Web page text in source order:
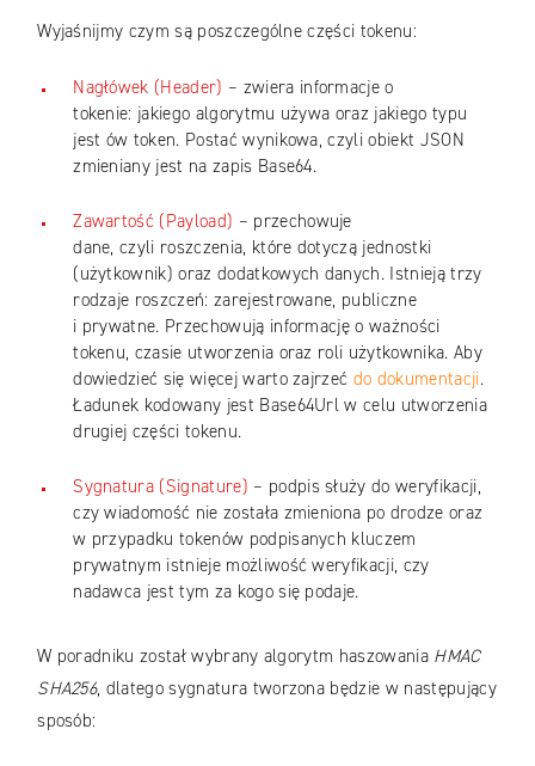
Wyjaśnijmy czym są poszczególne części tokenu:
Nagłówek (Header) – zwiera informacje o
tokenie: jakiego algorytmu używa oraz jakiego typu
jest ów token. Postać wynikowa, czyli obiekt JSON
zmieniany jest na zapis Base64.
Zawartość (Payload) – przechowuje
dane, czyli roszczenia, które dotyczą jednostki
(użytkownik) oraz dodatkowych danych. Istnieją trzy
rodzaje roszczeń: zarejestrowane, publiczne
i prywatne. Przechowują informację o ważności
tokenu, czasie utworzenia oraz roli użytkownika. Aby
dowiedzieć się więcej warto zajrzeć do dokumentacji.
Ładunek kodowany jest Base64Url w celu utworzenia
drugiej części tokenu.
Sygnatura (Signature) – podpis służy do weryfikacji,
czy wiadomość nie została zmieniona po drodze oraz
w przypadku tokenów podpisanych kluczem
prywatnym istnieje możliwość weryfikacji, czy
nadawca jest tym za kogo się podaje.
W poradniku został wybrany algorytm haszowania HMAC
SHA256, dlatego sygnatura tworzona będzie w następujący
sposób: